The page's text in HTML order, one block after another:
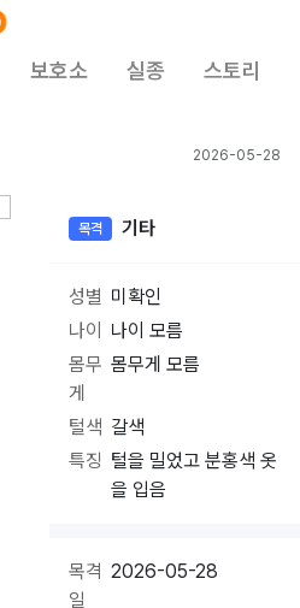
보호소 실종 스토리
2026-05-28
목격 기타
성별 미확인
나이
나이 모름
몸무
게
몸무게 모름
털색 갈색
특징 털을 밀었고 분홍색 옷
을 입음
목격
일
2026-05-28